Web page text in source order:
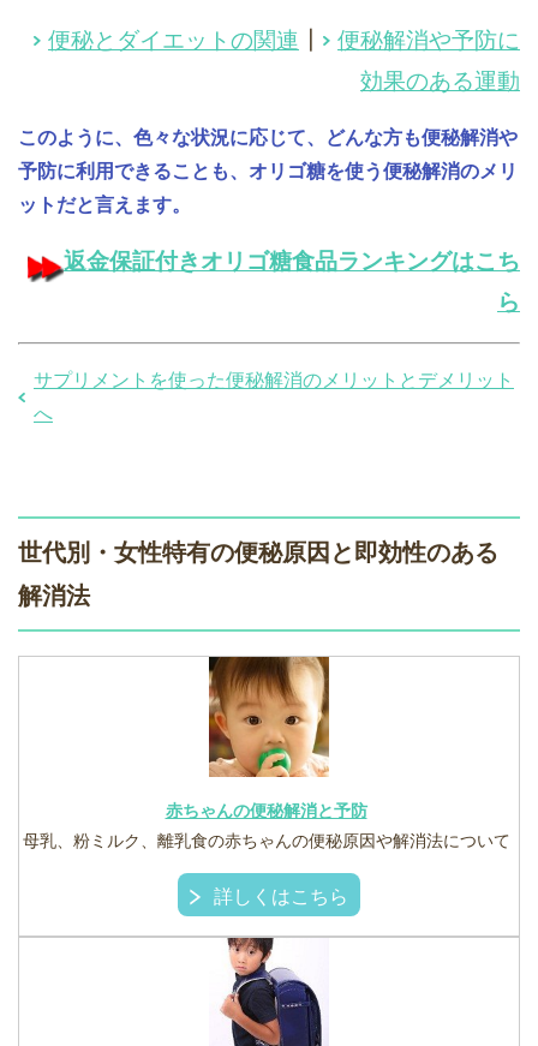
便秘とダイエットの関連
便秘解消や予防に
効果のある運動
このように、色々な状況に応じて、どんな方も便秘解消や
予防に利用できることも、オリゴ糖を使う便秘解消のメリ
ットだと言えます。
返金保証付きオリゴ糖食品ランキングはこち
ら
サプリメントを使った便秘解消のメリットとデメリット
へ
世代別・女性特有の便秘原因と即効性のある
解消法
赤ちゃんの便秘解消と予防
母乳、粉ミルク、離乳食の赤ちゃんの便秘原因や解消法について
詳しくはこちら